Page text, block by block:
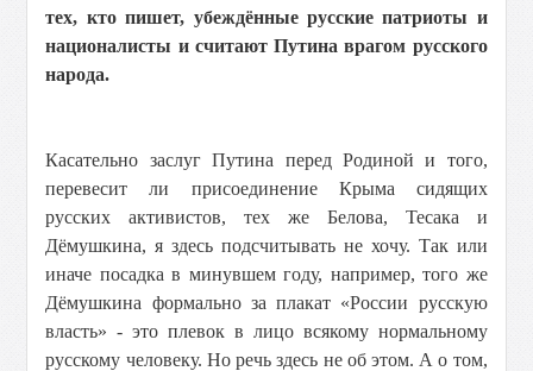
тех, кто пишет, убеждённые русские патриоты и
националисты и считают Путина врагом русского
народа.
Касательно заслуг Путина перед Родиной и того,
перевесит ли присоединение Крыма сидящих
русских активистов, тех же Белова, Тесака и
Дёмушкина, я здесь подсчитывать не хочу. Так или
иначе посадка в минувшем году, например, того же
Дёмушкина формально за плакат «России русскую
власть» - это плевок в лицо всякому нормальному
русскому человеку. Но речь здесь не об этом. А о том,